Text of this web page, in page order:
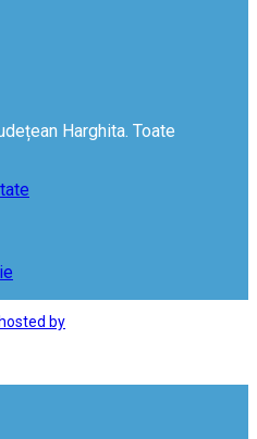
Harghita. Toate
by